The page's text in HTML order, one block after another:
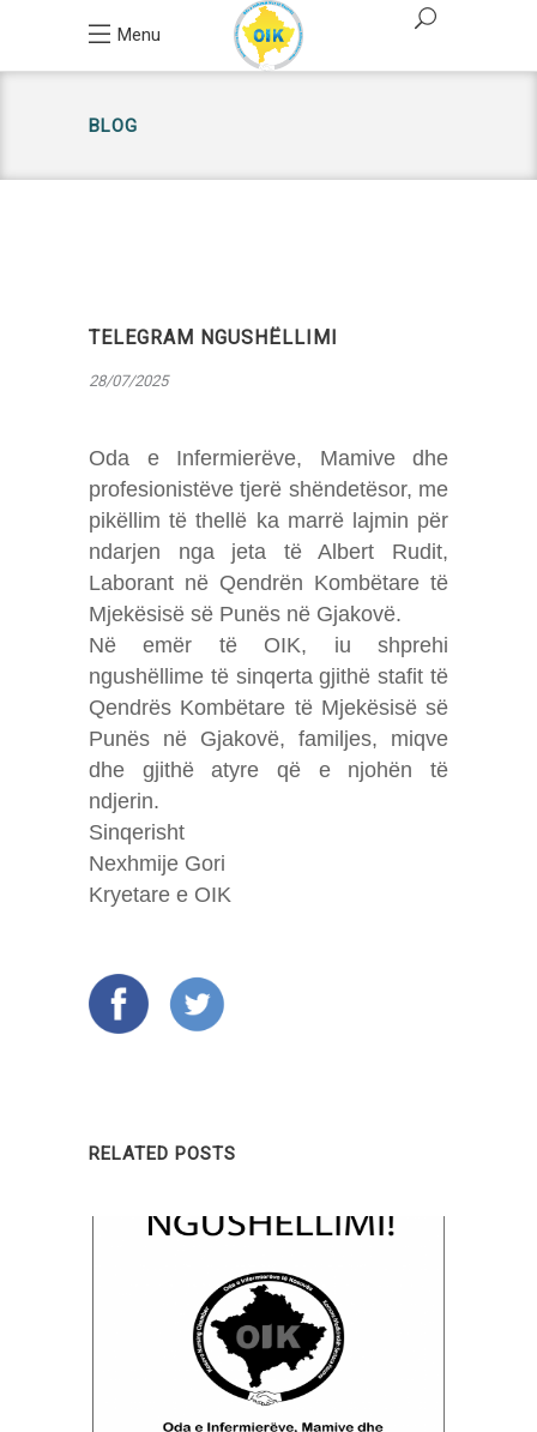
Menu
BLOG
TELEGRAM NGUSHËLLIMI
28/07/2025
Oda e Infermierëve, Mamive dhe
profesionistëve tjerë shëndetësor, me
pikëllim të thellë ka marrë lajmin për
ndarjen nga jeta të Albert Rudit,
Laborant në Qendrën Kombëtare të
Mjekësisë së Punës në Gjakovë.
Në emër të OIK, iu shprehi
ngushëllime të sinqerta gjithë stafit të
Qendrës Kombëtare të Mjekësisë së
Punës në Gjakovë, familjes, miqve
dhe gjithë atyre që e njohën të
ndjerin.
Sinqerisht
Nexhmije Gori
Kryetare e OIK
RELATED POSTS